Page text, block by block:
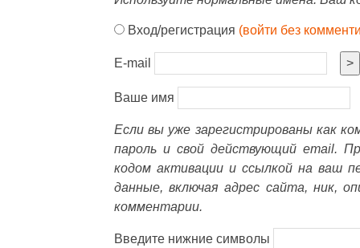
Вход/регистрация (войти без
E-mail >
Ваше имя
Если вы уже зарегистрированы как
пароль и свой действующий email.
кодом активации и ссылкой на ваш
данные, включая адрес сайта, ник,
комментарии.
Введите нижние символы